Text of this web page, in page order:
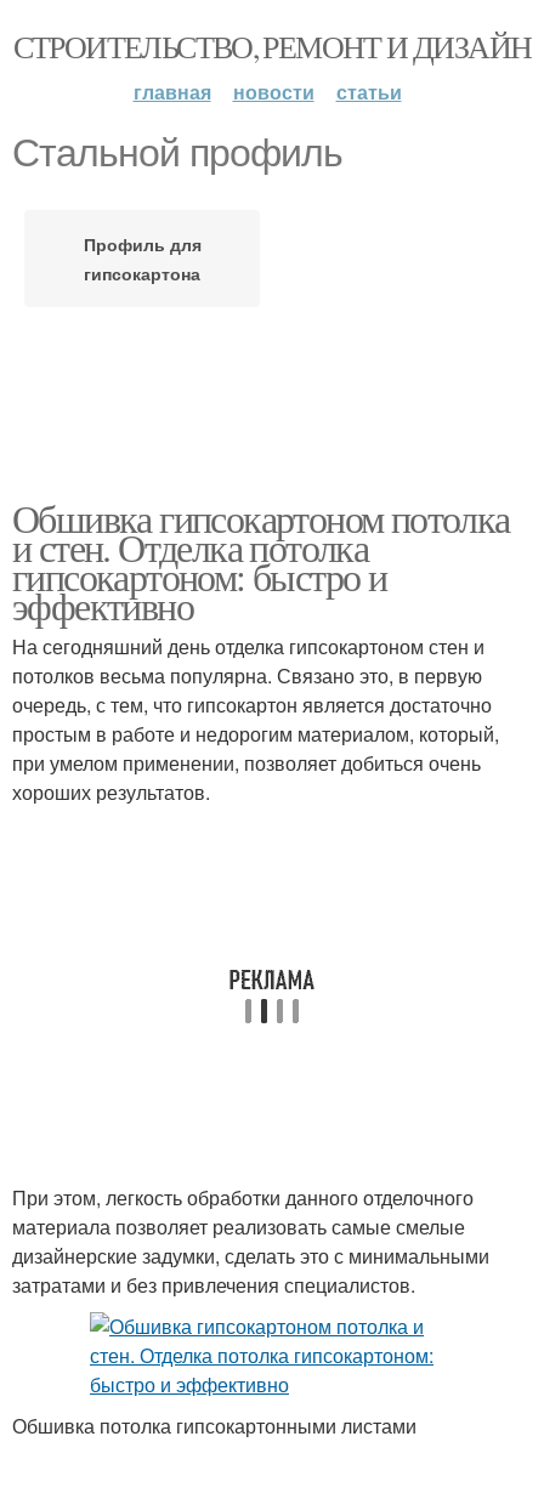
СТРОИТЕЛЬСТВО, РЕМОНТ И ДИЗАЙН
главная новости статьи
Стальной профиль
Профиль для
гипсокартона
Обшивка гипсокартоном потолка
и стен. Отделка потолка
гипсокартоном: быстро и
эффективно
На сегодняшний день отделка гипсокартоном стен и
потолков весьма популярна. Связано это, в первую
очередь, с тем, что гипсокартон является достаточно
простым в работе и недорогим материалом, который,
при умелом применении, позволяет добиться очень
хороших результатов.
При этом, легкость обработки данного отделочного
материала позволяет реализовать самые смелые
дизайнерские задумки, сделать это с минимальными
затратами и без привлечения специалистов.
Обшивка потолка гипсокартонными листами